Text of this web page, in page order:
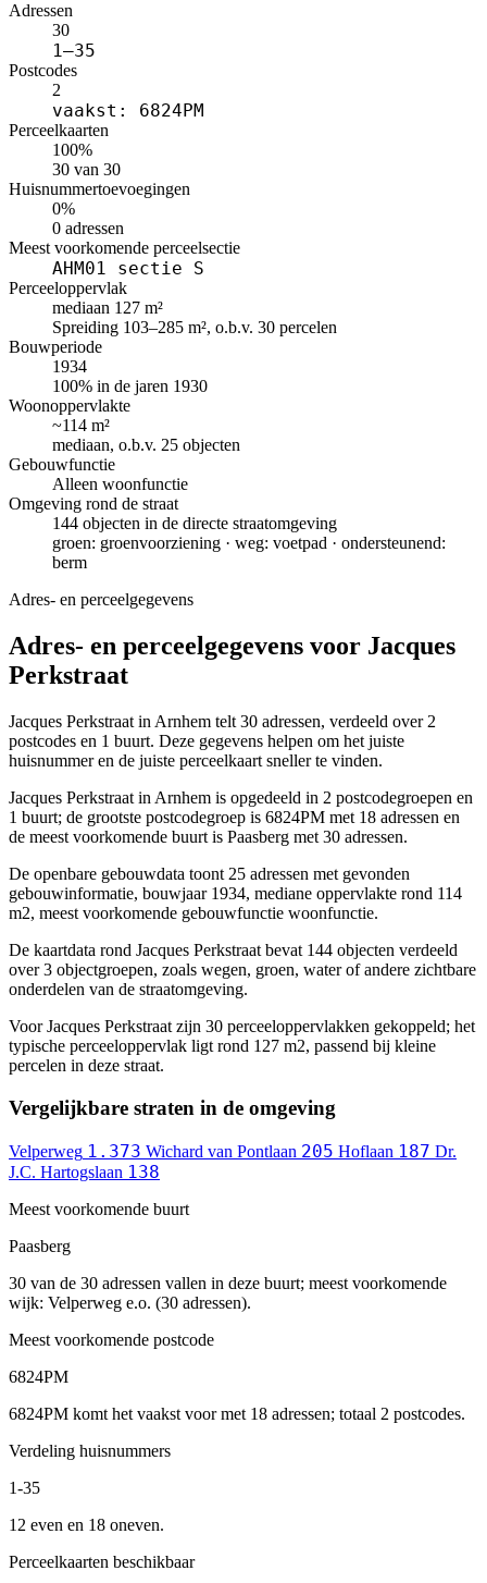
Adressen
30
1–35
Postcodes
2
vaakst: 6824PM
Perceelkaarten
100%
30 van 30
Huisnummertoevoegingen
0%
0 adressen
Meest voorkomende perceelsectie
AHM01 sectie S
Perceeloppervlak
mediaan 127 m²
Spreiding 103–285 m², o.b.v. 30 percelen
Bouwperiode
1934
100% in de jaren 1930
Woonoppervlakte
~114 m²
mediaan, o.b.v. 25 objecten
Gebouwfunctie
Alleen woonfunctie
Omgeving rond de straat
144 objecten in de directe straatomgeving
groen: groenvoorziening · weg: voetpad · ondersteunend:
berm
Adres- en perceelgegevens
Adres- en perceelgegevens voor Jacques
Perkstraat
Jacques Perkstraat in Arnhem telt 30 adressen, verdeeld over 2
postcodes en 1 buurt. Deze gegevens helpen om het juiste
huisnummer en de juiste perceelkaart sneller te vinden.
Jacques Perkstraat in Arnhem is opgedeeld in 2 postcodegroepen en
1 buurt; de grootste postcodegroep is 6824PM met 18 adressen en
de meest voorkomende buurt is Paasberg met 30 adressen.
De openbare gebouwdata toont 25 adressen met gevonden
gebouwinformatie, bouwjaar 1934, mediane oppervlakte rond 114
m2, meest voorkomende gebouwfunctie woonfunctie.
De kaartdata rond Jacques Perkstraat bevat 144 objecten verdeeld
over 3 objectgroepen, zoals wegen, groen, water of andere zichtbare
onderdelen van de straatomgeving.
Voor Jacques Perkstraat zijn 30 perceeloppervlakken gekoppeld; het
typische perceeloppervlak ligt rond 127 m2, passend bij kleine
percelen in deze straat.
Vergelijkbare straten in de omgeving
Velperweg 1.373 Wichard van Pontlaan 205 Hoflaan 187 Dr.
J.C. Hartogslaan 138
Meest voorkomende buurt
Paasberg
30 van de 30 adressen vallen in deze buurt; meest voorkomende
wijk: Velperweg e.o. (30 adressen).
Meest voorkomende postcode
6824PM
6824PM komt het vaakst voor met 18 adressen; totaal 2 postcodes.
Verdeling huisnummers
1-35
12 even en 18 oneven.
Perceelkaarten beschikbaar